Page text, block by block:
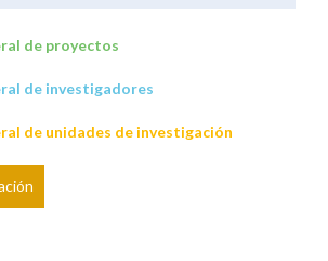
investigación
de proyectos
de investigadores
de unidades de investigación